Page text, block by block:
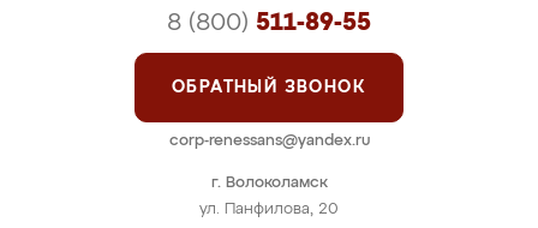
г. Волоколамск
ул. Панфилова, 20
8 (800) 511-89-55
ОБРАТНЫЙ ЗВОНОК
corp-renessans@yandex.ru